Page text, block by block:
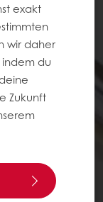
exakt
wir daher
indem du
Zukunft